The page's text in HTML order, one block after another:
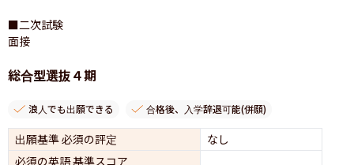
■二次試験
面接
総合型選抜４期
浪人でも出願できる 合格後、入学辞退可能(併願)
出願基準 必須の評定
なし
必須の英語 基準スコア